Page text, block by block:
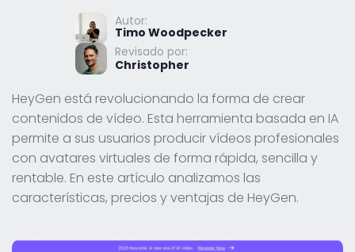
Autor:
Timo Woodpecker
Revisado por:
Christopher
HeyGen está revolucionando la forma de crear
contenidos de vídeo. Esta herramienta basada en IA
permite a sus usuarios producir vídeos profesionales
con avatares virtuales de forma rápida, sencilla y
rentable. En este artículo analizamos las
características, precios y ventajas de HeyGen.